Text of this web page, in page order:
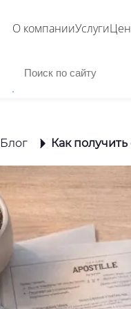
О компанииУслуги
Блог Как